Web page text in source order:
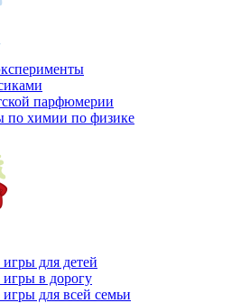
парфюмерии
химии по физике
для детей
в дорогу
для всей семьи